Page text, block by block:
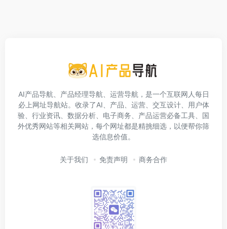
AI产品导航、产品经理导航、运营导航，是一个互联网人每日
必上网址导航站。收录了AI、产品、运营、交互设计、用户体
验、行业资讯、数据分析、电子商务、产品运营必备工具、国
外优秀网站等相关网站，每个网址都是精挑细选，以便帮你筛
选信息价值。
关于我们 免责声明 商务合作